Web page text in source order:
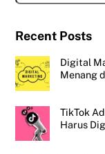
Recent Posts
Digital
Menang
TikTok
Harus